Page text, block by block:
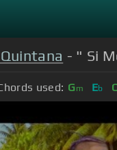
- " Si
used: Gm Eb C